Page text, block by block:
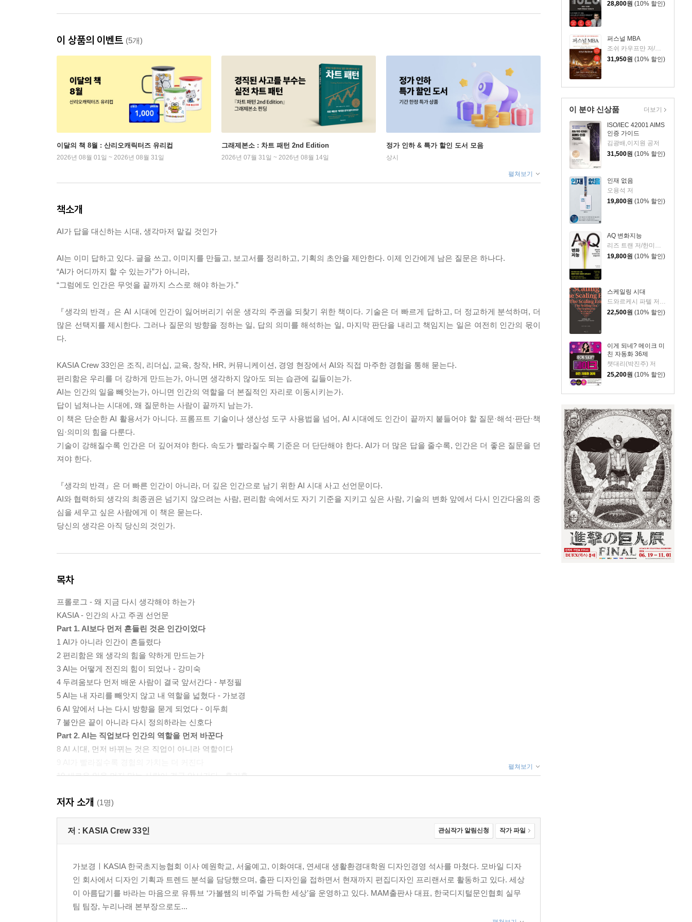
28,800원 (10% 할인)
퍼스널 MBA
31,950원 (10% 할인)
이 분야 신상품
ISO/IEC 42001 AIMS
인증 가이드
김광배,이지원 공저
31,500원 (10% 할인)
인재 없음
오용석 저
19,800원 (10% 할인)
AQ 변화지능
19,800원 (10% 할인)
스케일링 시대
드와르케시 파텔 저/개빈 리치 편/노승영 역/한운희 해제
22,500원 (10% 할인)
이게 되네? 메이크 미
친 자동화 36제
챗대리(박진주) 저
25,200원 (10% 할인)
더보기
이 상품의 이벤트 (5개)
이달의 책 8월 : 산리오캐릭터즈 유리컵
2026년 08월 01일 ~ 2026년 08월 31일
그래제본소 : 차트 패턴 2nd Edition
2026년 07월 31일 ~ 2026년 08월 14일
정가 인하 & 특가 할인 도서 모음
상시
펼쳐보기
책소개
AI가 답을 대신하는 시대, 생각마저 맡길 것인가
AI는 이미 답하고 있다. 글을 쓰고, 이미지를 만들고, 보고서를 정리하고, 기획의 초안을 제안한다. 이제 인간에게 남은 질문은 하나다.
“AI가 어디까지 할 수 있는가”가 아니라,
“그럼에도 인간은 무엇을 끝까지 스스로 해야 하는가.”
『생각의 반격』은 AI 시대에 인간이 잃어버리기 쉬운 생각의 주권을 되찾기 위한 책이다. 기술은 더 빠르게 답하고, 더 정교하게 분석하며, 더
많은 선택지를 제시한다. 그러나 질문의 방향을 정하는 일, 답의 의미를 해석하는 일, 마지막 판단을 내리고 책임지는 일은 여전히 인간의 몫이
다.
KASIA Crew 33인은 조직, 리더십, 교육, 창작, HR, 커뮤니케이션, 경영 현장에서 AI와 직접 마주한 경험을 통해 묻는다.
편리함은 우리를 더 강하게 만드는가, 아니면 생각하지 않아도 되는 습관에 길들이는가.
AI는 인간의 일을 빼앗는가, 아니면 인간의 역할을 더 본질적인 자리로 이동시키는가.
답이 넘쳐나는 시대에, 왜 질문하는 사람이 끝까지 남는가.
이 책은 단순한 AI 활용서가 아니다. 프롬프트 기술이나 생산성 도구 사용법을 넘어, AI 시대에도 인간이 끝까지 붙들어야 할 질문·해석·판단·책
임·의미의 힘을 다룬다.
기술이 강해질수록 인간은 더 깊어져야 한다. 속도가 빨라질수록 기준은 더 단단해야 한다. AI가 더 많은 답을 줄수록, 인간은 더 좋은 질문을 던
져야 한다.
『생각의 반격』은 더 빠른 인간이 아니라, 더 깊은 인간으로 남기 위한 AI 시대 사고 선언문이다.
AI와 협력하되 생각의 최종권은 넘기지 않으려는 사람, 편리함 속에서도 자기 기준을 지키고 싶은 사람, 기술의 변화 앞에서 다시 인간다움의 중
심을 세우고 싶은 사람에게 이 책은 묻는다.
당신의 생각은 아직 당신의 것인가.
목차
프롤로그 - 왜 지금 다시 생각해야 하는가
KASIA - 인간의 사고 주권 선언문
Part 1. AI보다 먼저 흔들린 것은 인간이었다
1 AI가 아니라 인간이 흔들렸다
2 편리함은 왜 생각의 힘을 약하게 만드는가
3 AI는 어떻게 전진의 힘이 되었나 - 강미숙
4 두려움보다 먼저 배운 사람이 결국 앞서간다 - 부정필
5 AI는 내 자리를 빼앗지 않고 내 역할을 넓혔다 - 가보경
6 AI 앞에서 나는 다시 방향을 묻게 되었다 - 이두희
7 불안은 끝이 아니라 다시 정의하라는 신호다
Part 2. AI는 직업보다 인간의 역할을 먼저 바꾼다
8 AI 시대, 먼저 바뀌는 것은 직업이 아니라 역할이다
10 새로운 일을 먼저 맡는 사람이 결국 앞서간다 - 홍기훈
12 창작의 문턱이 낮아질수록 감각의 격차는 커진다 - 이소윤
13 초안은 AI가 쓰고, 깊이와 온도는 사람이 만든다 - 김택수
14 AI와 일한다는 것은 사고의 위치를 다시 정하는 일이다 - 이소민
16 정답보다 질문이 더 강한 시대가 왔다
17 결국 차이를 만드는 것은 질문의 수준이다
18 질문 하나가 결과의 방향을 바꾼다 - 김희성
19 사람은 내 문제라고 느낄 때 비로소 움직인다 - 천지인
펼쳐보기
저자 소개 (1명)
저 : KASIA Crew 33인 관심작가 알림신청 작가 파일
가보경ㅣKASIA 한국초지능협회 이사 예원학교, 서울예고, 이화여대, 연세대 생활환경대학원 디자인경영 석사를 마쳤다. 모바일 디자
인 회사에서 디자인 기획과 트렌드 분석을 담당했으며, 출판 디자인을 접하면서 현재까지 편집디자인 프리랜서로 활동하고 있다. 세상
이 아름답기를 바라는 마음으로 유튜브 ‘가볼쌤의 비주얼 가득한 세상’을 운영하고 있다. MAM출판사 대표, 한국디지털문인협회 실무
팀 팀장, 누리나래 본부장으로도...